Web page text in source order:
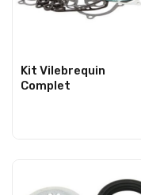
Kit Vilebrequin
Complet